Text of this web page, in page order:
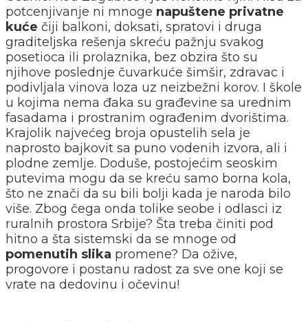
potcenjivanje ni mnoge napuštene privatne
kuće čiji balkoni, doksati, spratovi i druga
graditeljska rešenja skreću pažnju svakog
posetioca ili prolaznika, bez obzira što su
njihove poslednje čuvarkuće šimšir, zdravac i
podivljala vinova loza uz neizbežni korov. I škole
u kojima nema đaka su građevine sa urednim
fasadama i prostranim ograđenim dvorištima.
Krajolik najvećeg broja opustelih sela je
naprosto bajkovit sa puno vodenih izvora, ali i
plodne zemlje. Doduše, postojećim seoskim
putevima mogu da se kreću samo borna kola,
što ne znači da su bili bolji kada je naroda bilo
više. Zbog čega onda tolike seobe i odlasci iz
ruralnih prostora Srbije? Šta treba činiti pod
hitno a šta sistemski da se mnoge od
pomenutih slika promene? Da ožive,
progovore i postanu radost za sve one koji se
vrate na dedovinu i očevinu!